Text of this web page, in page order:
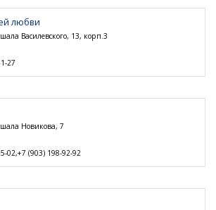
любви
Василевского, 13, корп.3
27
Новикова, 7
02,+7 (903) 198-92-92